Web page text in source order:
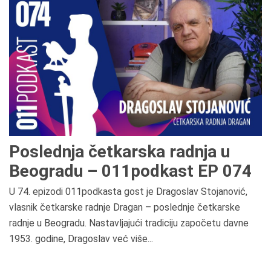
Poslednja četkarska radnja u
Beogradu – 011podkast EP 074
U 74. epizodi 011podkasta gost je Dragoslav Stojanović,
vlasnik četkarske radnje Dragan – poslednje četkarske
radnje u Beogradu. Nastavljajući tradiciju započetu davne
1953. godine, Dragoslav već više...